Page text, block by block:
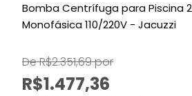
Bomba Centrífuga para Piscina
Monofásica 110/220V - Jacuzzi
De R$2.351,69 por
R$1.477,36